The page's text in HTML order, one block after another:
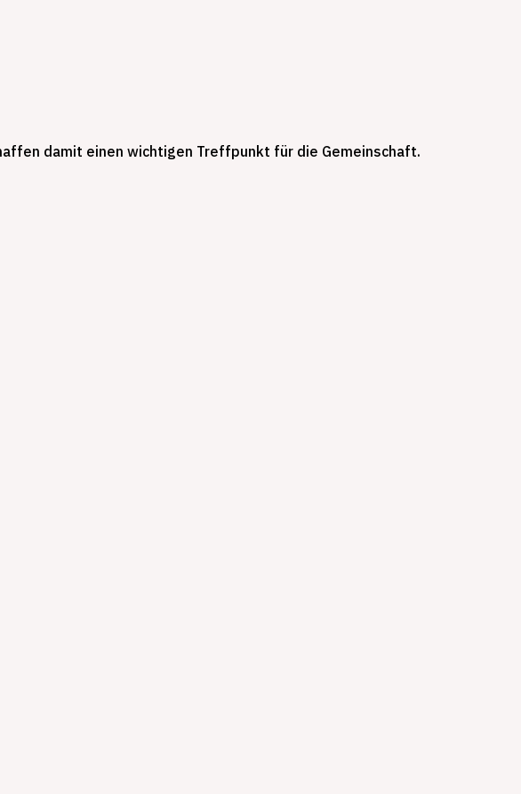
damit einen wichtigen Treffpunkt für die Gemeinschaft.